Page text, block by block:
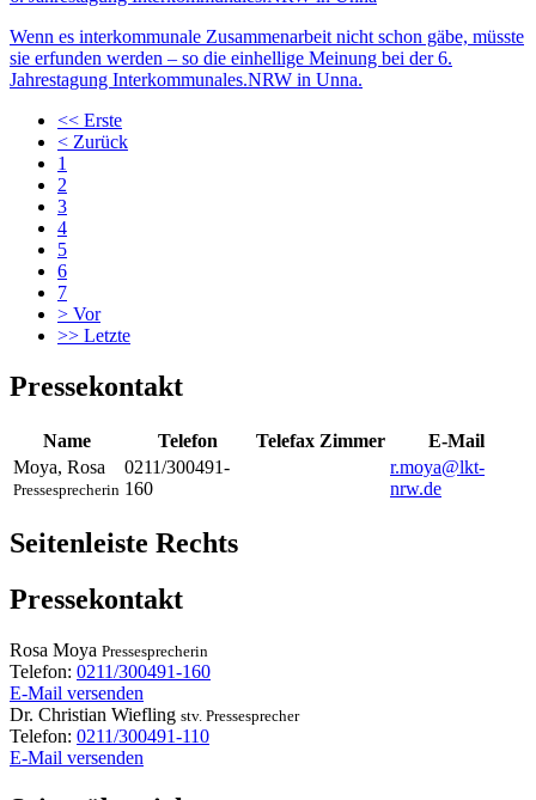
Wenn es interkommunale Zusammenarbeit nicht schon gäbe, müsste
sie erfunden werden – so die einhellige Meinung bei der 6.
Jahrestagung Interkommunales.NRW in Unna.
<< Erste
< Zurück
1
2
3
4
5
6
7
> Vor
>> Letzte
Pressekontakt
Name Telefon Telefax Zimmer
E-Mail
Moya, Rosa
Pressesprecherin
0211/300491-
160
r.moya@lkt-
nrw.de
Seitenleiste Rechts
Pressekontakt
Rosa Moya Pressesprecherin
Telefon: 0211/300491-160
E-Mail versenden
Dr. Christian Wiefling stv. Pressesprecher
Telefon: 0211/300491-110
E-Mail versenden